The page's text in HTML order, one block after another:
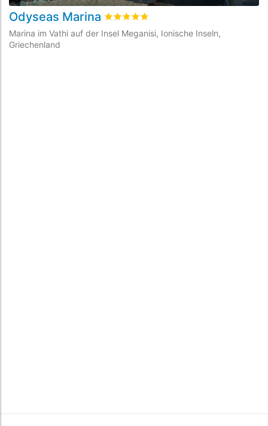
Odyseas Marina bewertet4.8
Marina im Vathi auf der Insel Meganisi, Ionische Inseln,
Griechenland